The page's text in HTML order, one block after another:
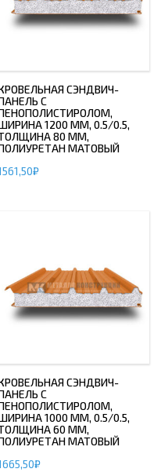
СЭНДВИЧ-
С
1200 ММ, 0.5/0.5,
80 ММ,
МАТОВЫЙ
₽
СЭНДВИЧ-
С
1000 ММ, 0.5/0.5,
60 ММ,
МАТОВЫЙ
₽